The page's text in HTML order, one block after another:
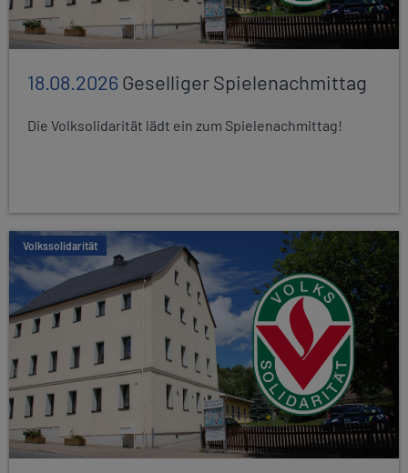
18.08.2026Geselliger Spielenachmittag
Die Volksolidarität lädt ein zum Spielenachmittag!
Volkssolidarität